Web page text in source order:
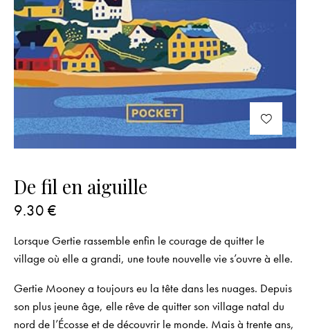
De fil en aiguille
9.30 €
Lorsque Gertie rassemble enfin le courage de quitter le
village où elle a grandi, une toute nouvelle vie s’ouvre à elle.
Gertie Mooney a toujours eu la tête dans les nuages. Depuis
son plus jeune âge, elle rêve de quitter son village natal du
nord de l’Écosse et de découvrir le monde. Mais à trente ans,